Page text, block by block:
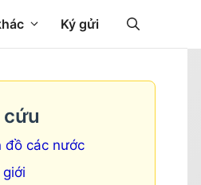
Ký gửi
cứu
đồ các nước